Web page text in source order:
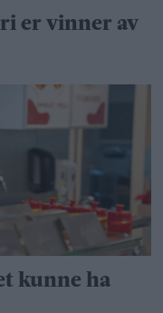
er vinner av
kunne ha